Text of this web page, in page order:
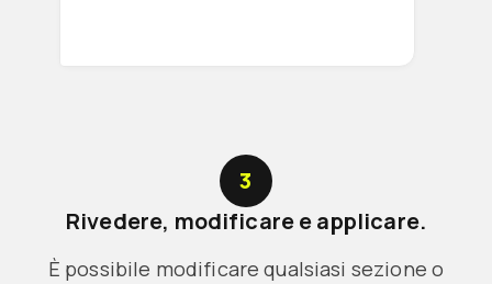
3
Rivedere, modificare e applicare.
È possibile modificare qualsiasi sezione o